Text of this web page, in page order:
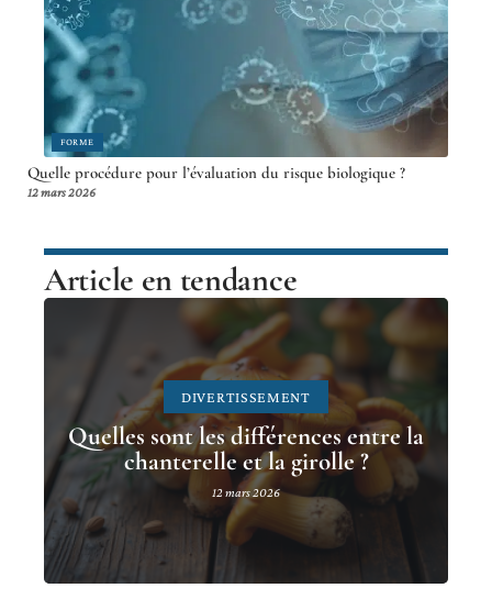
FORME
Quelle procédure pour l’évaluation du risque biologique ?
12 mars 2026
Article en tendance
DIVERTISSEMENT
Quelles sont les différences entre la
chanterelle et la girolle ?
12 mars 2026